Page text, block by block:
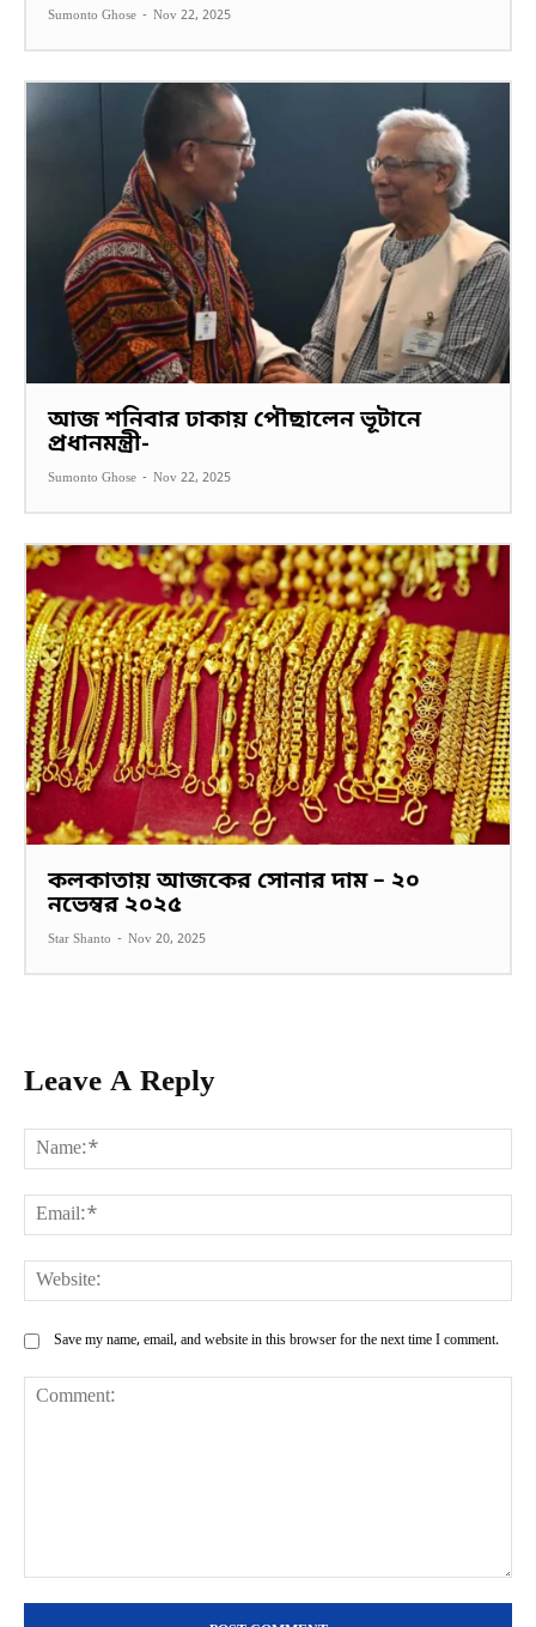
Sumonto Ghose - Nov 22, 2025
আজ শনিবার ঢাকায় পৌছালেন ভূটানে
প্রধানমন্ত্রী-
Sumonto Ghose - Nov 22, 2025
কলকাতায় আজকের সোনার দাম – ২০
নভেম্বর ২০২৫
Star Shanto - Nov 20, 2025
Leave A Reply
Save my name, email, and website in this browser for the next time I comment.